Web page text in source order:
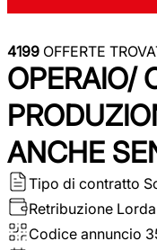
4199 OFFERTE
OPERAIO/
ANCHE
Tipo di contratto
Retribuzione Lorda
Codice annuncio